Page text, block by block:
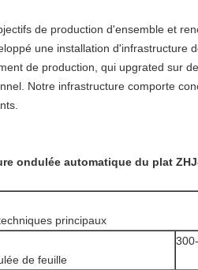
de production d'ensemble et
une installation d'infrastructure
de production, qui upgrated sur
Notre infrastructure comporte
ondulée automatique du plat
principaux
de feuille